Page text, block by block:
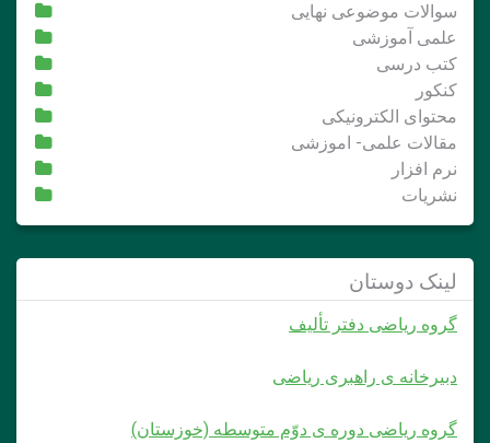
سوالات موضوعی نهایی
علمی آموزشی
کتب درسی
کنکور
محتوای الکترونیکی
مقالات علمی- اموزشی
نرم افزار
نشریات
لینک دوستان
گروه ریاضی دفتر تألیف
دبیرخانه ی راهبری ریاضی
گروه ریاضی دوره ی دوّم متوسطه (خوزستان)